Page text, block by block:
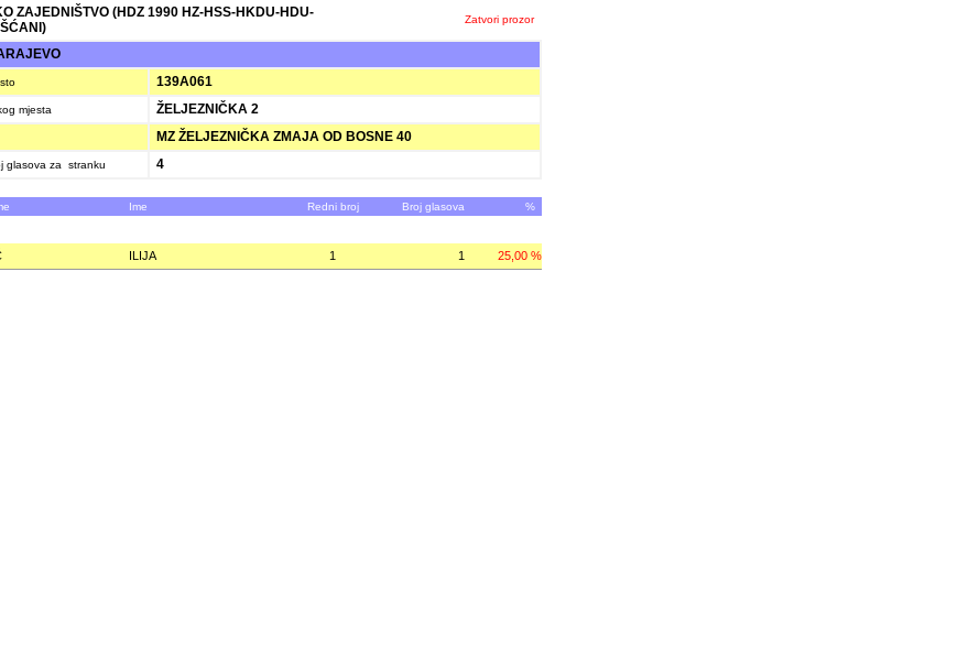
ZAJEDNIŠTVO (HDZ 1990 HZ-HSS-HKDU-HDU-
Zatvori prozor
139A061
mjesta ŽELJEZNIČKA 2
MZ ŽELJEZNIČKA ZMAJA OD BOSNE 40
glasova za stranku 4
Ime Redni broj Broj glasova %
ILIJA 1 1 25,00 %